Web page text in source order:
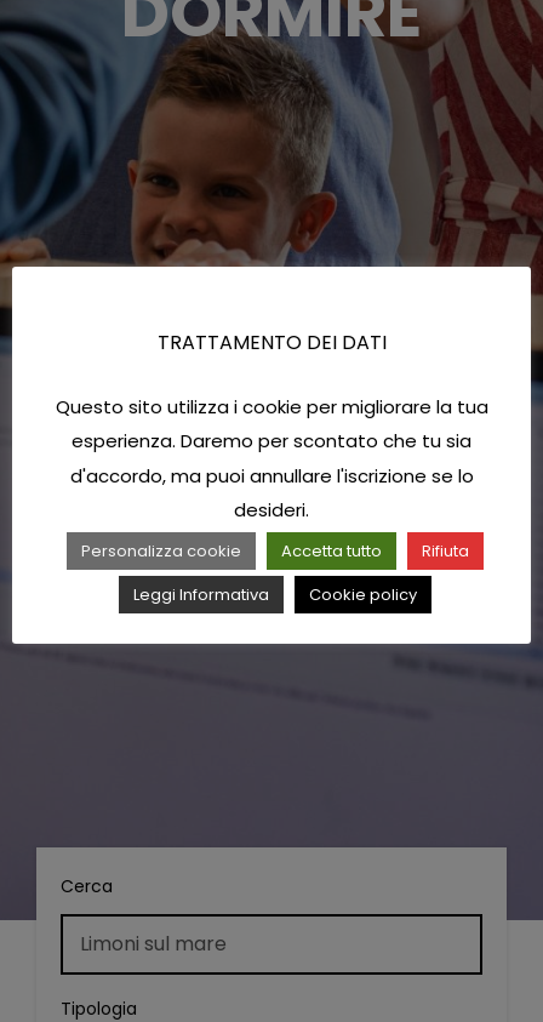
Cerca
Tipologia
TRATTAMENTO DEI DATI
Questo sito utilizza i cookie per migliorare la tua
esperienza. Daremo per scontato che tu sia
d'accordo, ma puoi annullare l'iscrizione se lo
desideri.
Personalizza cookie Accetta tutto
Rifiuta
Leggi Informativa
Cookie policy